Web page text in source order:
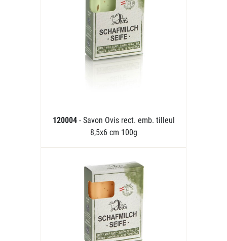
120004 - Savon Ovis rect. emb. tilleul
8,5x6 cm 100g